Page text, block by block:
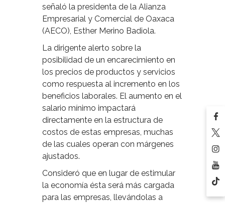
señaló la presidenta de la Alianza
Empresarial y Comercial de Oaxaca
(AECO), Esther Merino Badiola.
La dirigente alerto sobre la
posibilidad de un encarecimiento en
los precios de productos y servicios
como respuesta al incremento en los
beneficios laborales. El aumento en el
salario mínimo impactará
directamente en la estructura de
costos de estas empresas, muchas
de las cuales operan con márgenes
ajustados.
Consideró que en lugar de estimular
la economía ésta será más cargada
para las empresas, llevándolas a